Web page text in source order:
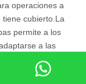
operaciones a
cubierto.La
permite a los
a las
en